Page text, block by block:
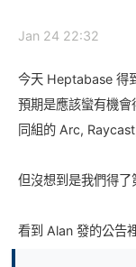
Jan 24 22:32
今天 Heptabase 得
預期是應該蠻有機
同組的 Arc,
但沒想到是我們得了
看到 Alan 發的公告